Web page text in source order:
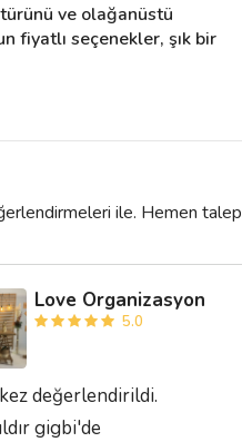
ve olağanüstü
fiyatlı seçenekler, şık bir
ile. Hemen talep
Love Organizasyon
5.0
değerlendirildi.
gigbi'de